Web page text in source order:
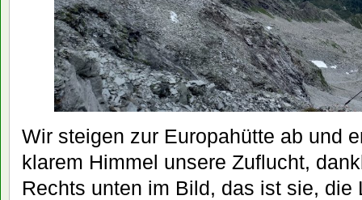
Wir steigen zur Europahütte ab und
klarem Himmel unsere Zuflucht,
Rechts unten im Bild, das ist sie, die